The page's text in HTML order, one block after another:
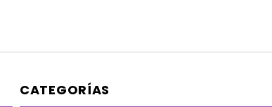
CATEGORÍAS